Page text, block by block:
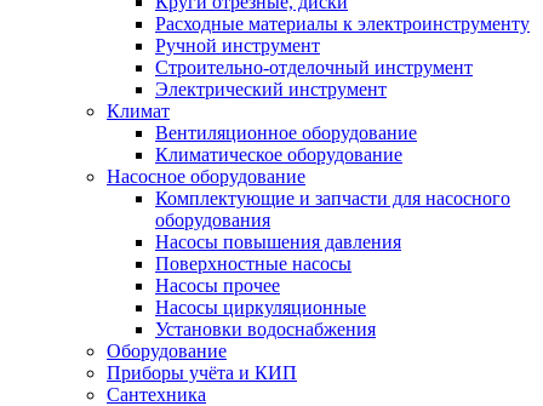
Расходные материалы к электроинструменту
Ручной инструмент
Строительно-отделочный инструмент
Электрический инструмент
Климат
Вентиляционное оборудование
Климатическое оборудование
Насосное оборудование
Комплектующие и запчасти для насосного
оборудования
Насосы повышения давления
Поверхностные насосы
Насосы прочее
Насосы циркуляционные
Установки водоснабжения
Оборудование
Приборы учёта и КИП
Сантехника